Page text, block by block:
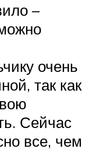
–
очень
так как
Сейчас
все, чем